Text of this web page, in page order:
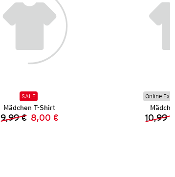
SALE
Mädchen T-Shirt
Vorheriger Preis:
9,99 € Neuer Preis:
8,00 €
Online
10,99 €